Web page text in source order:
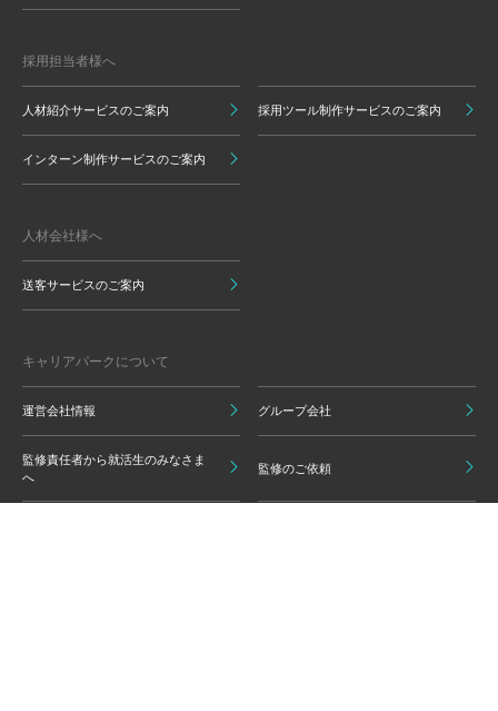
採用担当者様へ
人材紹介サービスのご案内 採用ツール制作サービスのご案内
インターン制作サービスのご案内
人材会社様へ
送客サービスのご案内
キャリアパークについて
運営会社情報 グループ会社
監修責任者から就活生のみなさま
へ
監修のご依頼